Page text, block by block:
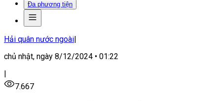
Đa phương tiện
Hải quân nước ngoài|
chủ nhật, ngày 8/12/2024 • 01:22
|
7.667